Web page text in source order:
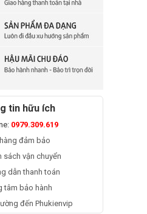
tin hữu ích
0979.309.619
đảm bảo
sách vận chuyển
dẫn thanh toán
tâm bảo hành
đến Phukienvip